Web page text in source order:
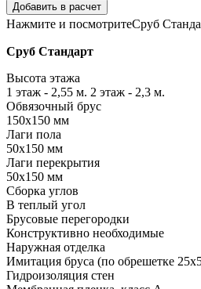
Добавить в расчет
Нажмите и посмотритеСруб
Сруб Стандарт
Высота этажа
1 этаж - 2,55 м. 2 этаж - 2,3 м.
Обвязочный брус
150х150 мм
Лаги пола
50х150 мм
Лаги перекрытия
50х150 мм
Сборка углов
В теплый угол
Брусовые перегородки
Конструктивно необходимые
Наружная отделка
Имитация бруса (по обрешетке
Гидроизоляция стен